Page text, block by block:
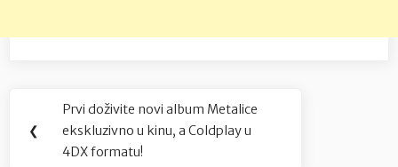
Navigacija
objava
❮
Previous
Post:
Prvi doživite novi album Metalice
ekskluzivno u kinu, a Coldplay u
4DX formatu!